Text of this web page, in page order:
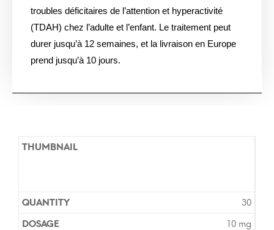
troubles déficitaires de l’attention et hyperactivité
(TDAH) chez l’adulte et l’enfant. Le traitement peut
durer jusqu’à 12 semaines, et la livraison en Europe
prend jusqu’à 10 jours.
30
10 mg